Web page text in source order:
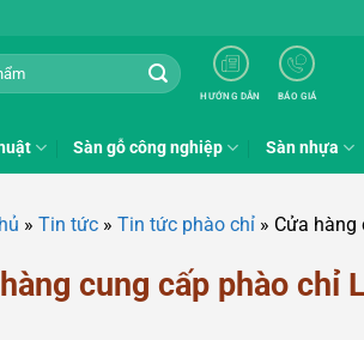
HƯỚNG DẪN BÁO GIÁ
Sàn gỗ công nghiệp Sàn nhựa
» Tin tức » Tin tức phào chỉ » Cửa hàng
cung cấp phào chỉ